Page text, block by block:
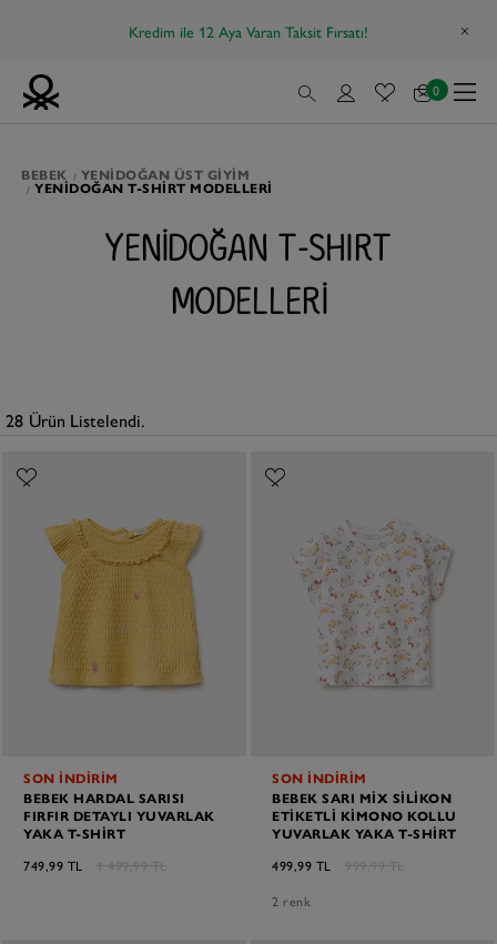
Kredim ile 12 Aya Varan Taksit Fırsatı!
0
BEBEK YENIDOĞAN ÜST GIYIM
YENIDOĞAN T-SHIRT MODELLERI
YENIDOĞAN T-SHIRT
MODELLERI
28 Ürün Listelendi.
SON İNDİRİM
BEBEK HARDAL SARISI
FIRFIR DETAYLI YUVARLAK
YAKA T-SHIRT
749,99 TL
1.499,99 TL
SON İNDİRİM
BEBEK SARI MIX SILIKON
ETIKETLI KIMONO KOLLU
YUVARLAK YAKA T-SHIRT
499,99 TL
999,99 TL
2 renk